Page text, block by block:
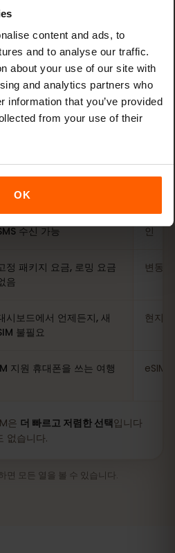
content and ads, to
and to analyse our traffic.
about your use of our site with
and analytics partners who
information that you’ve provided
from your use of their
OK
소보 현지 SIM 카드
추천
eSIM 코소
발 전에 – QR 코드를 바로
코드 스캔, 2분이면 활성
줄 서
때도
대로 유지(듀얼 SIM) –
수신 가능
SIM
인
정 패키지 요금, 로밍 요금
음
변동
시보드에서 언제든지, 새
불필요
현지
지원 휴대폰을 쓰는 여행
eSIM
은 더 빠르고 저렴한 선택입니다
없습니다.
면 모든 열을 볼 수 있습니다.